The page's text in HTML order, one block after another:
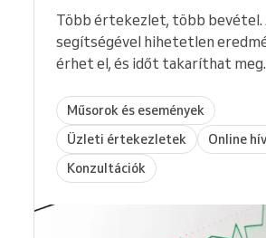
Több értekezlet, több bevétel.
segítségével hihetetlen
érhet el, és időt takaríthat meg.
Műsorok és események
Üzleti értekezletek
Online
Konzultációk